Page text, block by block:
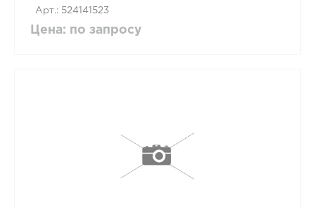
Арт.: 524141523
Цена: по запросу